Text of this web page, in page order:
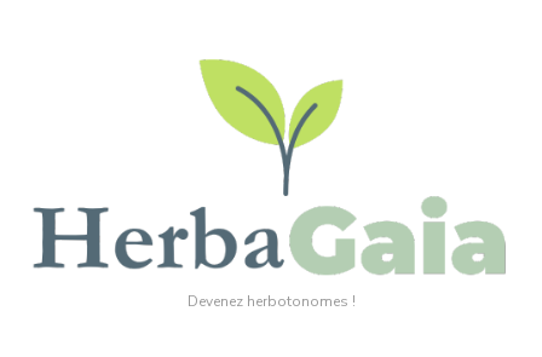
Devenez herbotonomes !